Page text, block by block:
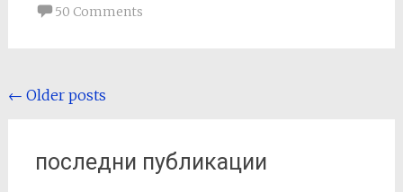
50 Comments
Posts
← Older posts
последни публикации